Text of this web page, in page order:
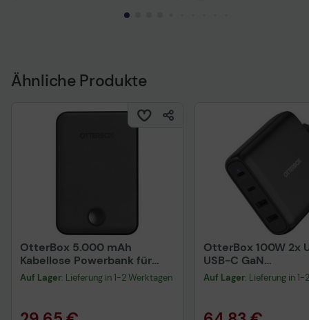
Ähnliche Produkte
OtterBox 5.000 mAh
Kabellose Powerbank für
MagSafe (Dunkelgrau)
Auf Lager: Lieferung in 1-2 Werktagen
OtterBox 100W 2x
USB-C GaN
Schnellladegerät,
Auf Lager: Lieferung in